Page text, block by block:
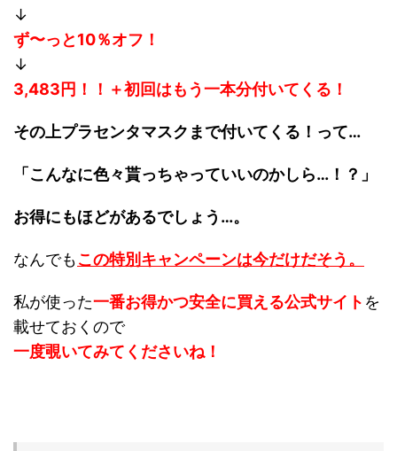
↓
ず〜っと10％オフ！
↓
3,483円！！＋初回はもう一本分付いてくる！
その上プラセンタマスクまで付いてくる！って…
「こんなに色々貰っちゃっていいのかしら…！？」
お得にもほどがあるでしょう…。
なんでもこの特別キャンペーンは今だけだそう。
私が使った一番お得かつ安全に買える公式サイト を
載せておくので
一度覗いてみてくださいね！